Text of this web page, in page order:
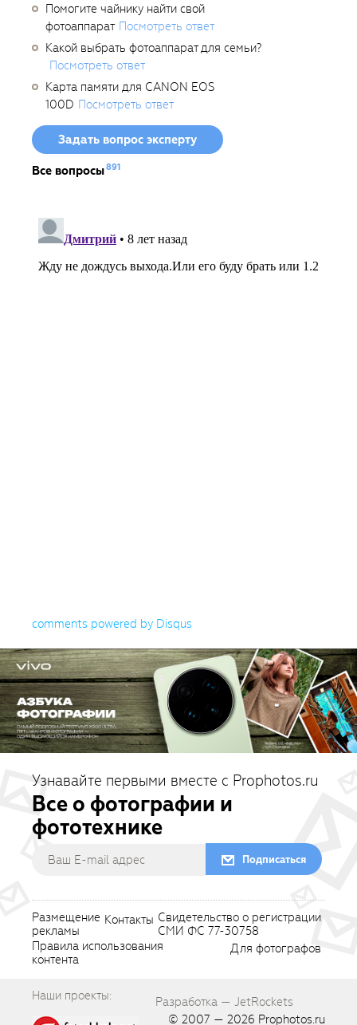
Помогите чайнику найти свой
фотоаппарат Посмотреть ответ
Какой выбрать фотоаппарат для семьи?
Посмотреть ответ
Карта памяти для CANON EOS
100D Посмотреть ответ
Задать вопрос эксперту
Все вопросы891
comments powered by Disqus
Узнавайте первыми вместе с Prophotos.ru
Все о фотографии и
фототехнике
Подписаться
Размещение
рекламы
Контакты Свидетельство о регистрации
СМИ ФС 77-30758
Правила использования
контента
Для фотографов
Наши проекты:
Разработка — JetRockets
© 2007 — 2026 Prophotos.ru